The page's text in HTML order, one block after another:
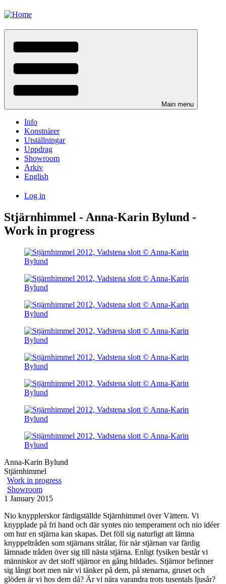
Skip
main
content
Main menu
Info
Konstnärer
Utställningar
Uppdrag
Showroom
Arkiv
English
menu
Log in
Stjärnhimmel - Anna-Karin Bylund -
Work in progress
Anna-Karin Bylund
Stjärnhimmel
Work in progress
Showroom
1 January 2015
Nio knypplerskor färdigställde Stjärnhimmel över Vättern. Vi
knypplade på fri hand och där syntes nio temperament och nio idéer
om hur en stjärna kan skapas. Det föll sig naturligt att lämna
knyppeltråden som stjärnans strålar, för när stjärnan var färdig
lämnade tråden över sig till nästa stjärna. Enligt fysiken består vi
människor av det stoff stjärnor en gång bildades. Stjärnor befinner
sig långt bort men när vi tänker på dem, på stenarna, gruset och
glöden är vi hos dem då? Är vi nära varandra trots tusentals ljusår?